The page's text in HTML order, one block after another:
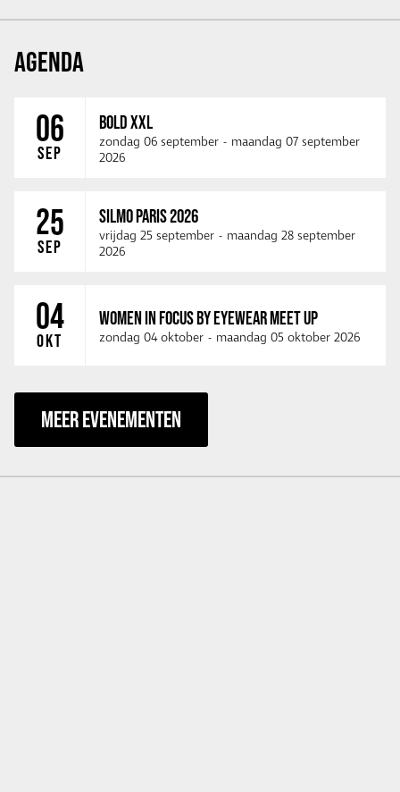
AGENDA
06
SEP
BOLD XXL
zondag 06 september - maandag 07 september
2026
25
SEP
SILMO PARIS 2026
vrijdag 25 september - maandag 28 september
2026
04
OKT
WOMEN IN FOCUS BY EYEWEAR MEET UP
zondag 04 oktober - maandag 05 oktober 2026
MEER EVENEMENTEN